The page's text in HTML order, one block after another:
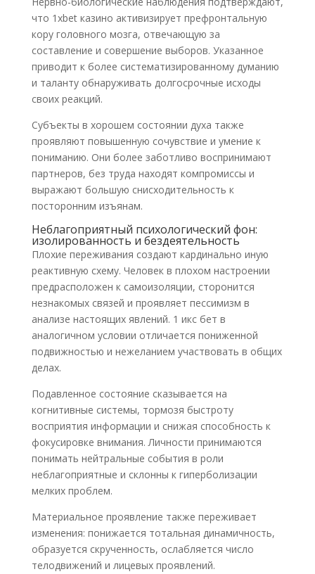
что 1xbet казино активизирует префронтальную
кору головного мозга, отвечающую за
составление и совершение выборов. Указанное
приводит к более систематизированному думанию
и таланту обнаруживать долгосрочные исходы
своих реакций.
Субъекты в хорошем состоянии духа также
проявляют повышенную сочувствие и умение к
пониманию. Они более заботливо воспринимают
партнеров, без труда находят компромиссы и
выражают большую снисходительность к
посторонним изъянам.
Неблагоприятный психологический фон:
изолированность и бездеятельность
Плохие переживания создают кардинально иную
реактивную схему. Человек в плохом настроении
предрасположен к самоизоляции, сторонится
незнакомых связей и проявляет пессимизм в
анализе настоящих явлений. 1 икс бет в
аналогичном условии отличается пониженной
подвижностью и нежеланием участвовать в общих
делах.
Подавленное состояние сказывается на
когнитивные системы, тормозя быстроту
восприятия информации и снижая способность к
фокусировке внимания. Личности принимаются
понимать нейтральные события в роли
неблагоприятные и склонны к гиперболизации
мелких проблем.
Материальное проявление также переживает
изменения: понижается тотальная динамичность,
образуется скрученность, ослабляется число
телодвижений и лицевых проявлений.